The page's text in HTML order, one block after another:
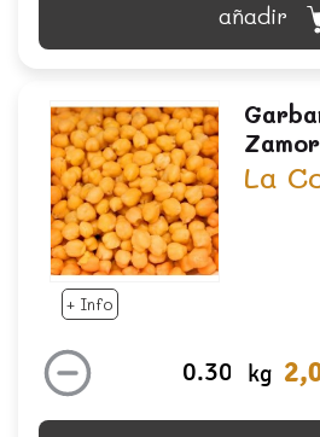
añadir
+ Info
La
kg